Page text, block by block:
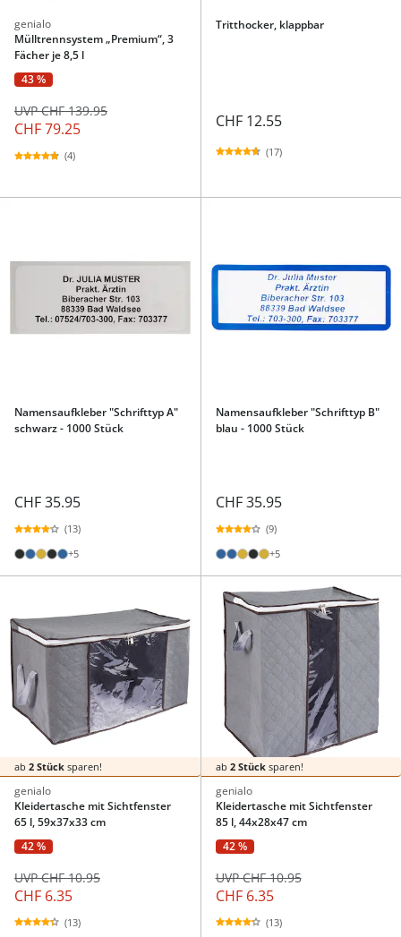
genialo
Mülltrennsystem „Premium“, 3
Fächer je 8,5 l
43 %
CHF 79.25
UVP CHF 139.95
(4)
Tritthocker, klappbar
CHF 12.55
(17)
Namensaufkleber "Schrifttyp A"
schwarz - 1000 Stück
CHF 35.95
(13)
+5
Namensaufkleber "Schrifttyp B"
blau - 1000 Stück
CHF 35.95
(9)
+5
ab 2 Stück sparen!
genialo
Kleidertasche mit Sichtfenster
65 l, 59x37x33 cm
42 %
CHF 6.35
UVP CHF 10.95
(13)
ab 2 Stücksparen!
genialo
Kleidertasche mit Sichtfenster
85 l, 44x28x47 cm
42 %
CHF 6.35
UVP CHF 10.95
(13)